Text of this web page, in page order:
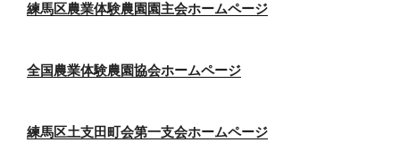
練馬区農業体験農園園主会ホームページ
全国農業体験農園協会ホームページ
練馬区土支田町会第一支会ホームページ